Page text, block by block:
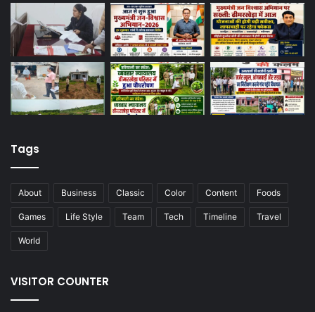
Tags
About Business Classic Color Content Foods
Games Life Style Team Tech Timeline Travel
World
VISITOR COUNTER